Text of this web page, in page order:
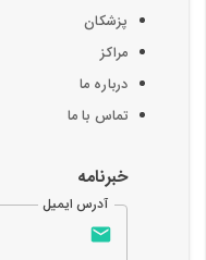
پزشکان
مراکز
درباره ما
تماس با ما
خبرنامه
آدرس ایمیل